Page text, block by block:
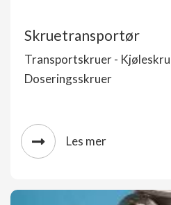
Skruetransportør
Transportskruer -
Doseringsskruer
Les mer